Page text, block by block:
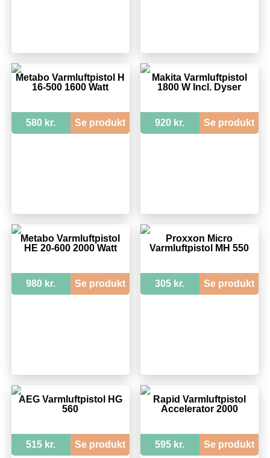
Metabo Varmluftpistol H
16-500 1600 Watt
580 kr. Se produkt
Makita Varmluftpistol
1800 W Incl. Dyser
920 kr. Se produkt
Metabo Varmluftpistol
HE 20-600 2000 Watt
980 kr. Se produkt
Proxxon Micro
Varmluftpistol MH 550
305 kr. Se produkt
AEG Varmluftpistol HG
560
515 kr. Se produkt
Rapid Varmluftpistol
Accelerator 2000
595 kr. Se produkt